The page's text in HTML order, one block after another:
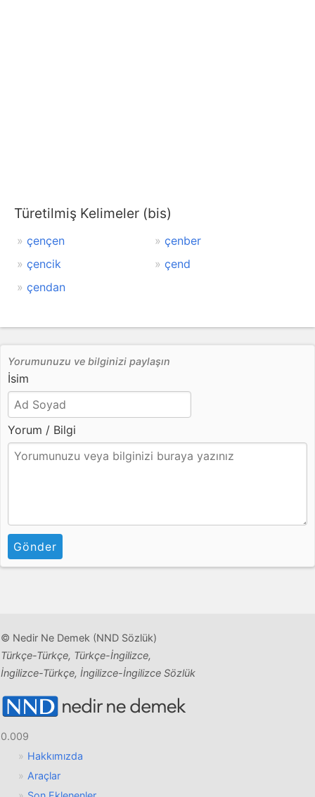
Türetilmiş Kelimeler (bis)
çençen
çenber
çencik
çend
çendan
Yorumunuzu ve bilginizi paylaşın
İsim
Yorum / Bilgi
Gönder
© Nedir Ne Demek (NND Sözlük)
Türkçe-Türkçe, Türkçe-İngilizce,
İngilizce-Türkçe, İngilizce-İngilizce Sözlük
0.009
Hakkımızda
Araçlar